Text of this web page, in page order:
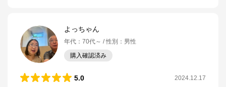
よっちゃん
年代 ： 70代～ 性別 ： 男性
購入確認済み
5.0 2024.12.17